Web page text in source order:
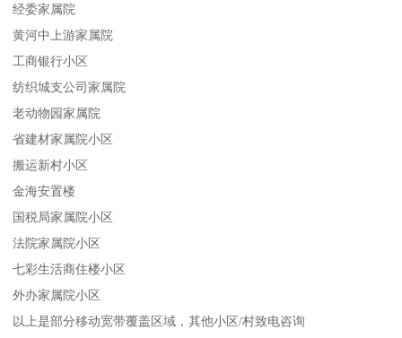
经委家属院
黄河中上游家属院
工商银行小区
纺织城支公司家属院
老动物园家属院
省建材家属院小区
搬运新村小区
金海安置楼
国税局家属院小区
法院家属院小区
七彩生活商住楼小区
外办家属院小区
以上是部分移动宽带覆盖区域，其他小区/村致电咨询